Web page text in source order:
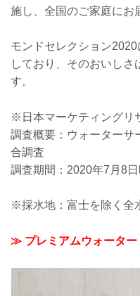
施し、全国のご家庭にお
モンドセレクション
しており、そのおいしさ
す。
※日本マーケティングリ
調査概要：ウォーター
合調査
調査期間：2020年7月8
※採水地：富士を除く全
≫ プレミアムウォーター